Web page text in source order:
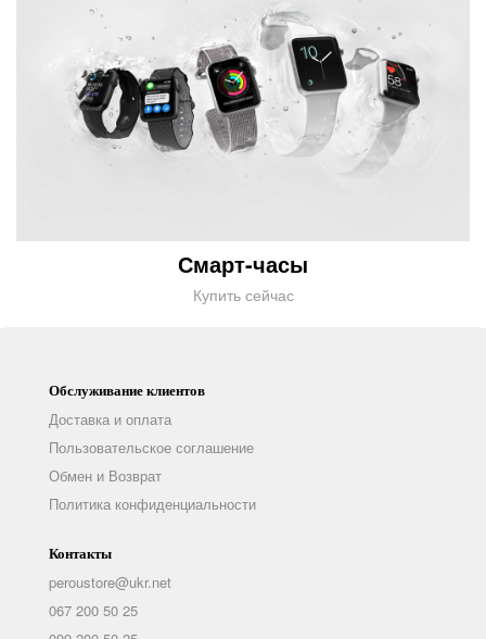
Смарт-часы
Купить сейчас
Обслуживание клиентов
Доставка и оплата
Пользовательское соглашение
Обмен и Возврат
Политика конфиденциальности
Контакты
peroustore@ukr.net
067 200 50 25